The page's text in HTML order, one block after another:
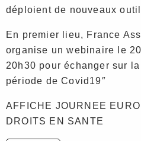
déploient de nouveaux
En premier lieu, France
organise un webinaire le
20h30 pour échanger sur
période de Covid19″
AFFICHE JOURNEE
DROITS EN SANTE